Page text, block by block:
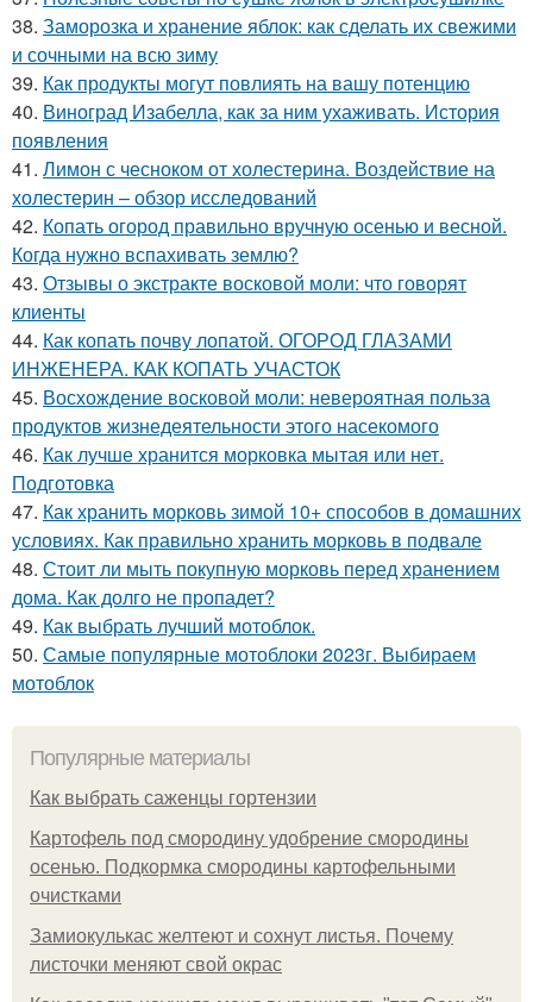
38. Заморозка и хранение яблок: как сделать их свежими
и сочными на всю зиму
39. Как продукты могут повлиять на вашу потенцию
40. Виноград Изабелла, как за ним ухаживать. История
появления
41. Лимон с чесноком от холестерина. Воздействие на
холестерин – обзор исследований
42. Копать огород правильно вручную осенью и весной.
Когда нужно вспахивать землю?
43. Отзывы о экстракте восковой моли: что говорят
клиенты
44. Как копать почву лопатой. ОГОРОД ГЛАЗАМИ
ИНЖЕНЕРА. КАК КОПАТЬ УЧАСТОК
45. Восхождение восковой моли: невероятная польза
продуктов жизнедеятельности этого насекомого
46. Как лучше хранится морковка мытая или нет.
Подготовка
47. Как хранить морковь зимой 10+ способов в домашних
условиях. Как правильно хранить морковь в подвале
48. Стоит ли мыть покупную морковь перед хранением
дома. Как долго не пропадет?
49. Как выбрать лучший мотоблок.
50. Самые популярные мотоблоки 2023г. Выбираем
мотоблок
Популярные материалы
Как выбрать саженцы гортензии
Картофель под смородину удобрение смородины
осенью. Подкормка смородины картофельными
очистками
Замиокулькас желтеют и сохнут листья. Почему
листочки меняют свой окрас